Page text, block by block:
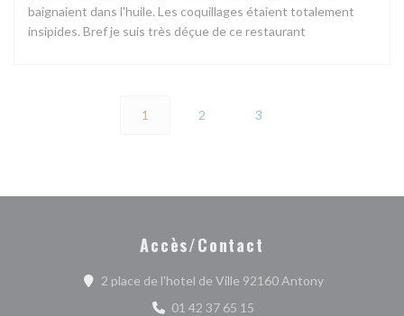
baignaient dans l'huile. Les coquillages étaient totalement
insipides. Bref je suis très déçue de ce restaurant
1 2 3
Accès/Contact
2 place de l'hotel de Ville 92160 Antony((ouvre une
01 42 37 65 15